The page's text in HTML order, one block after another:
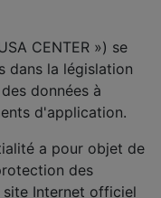
CENTER ») se
dans la législation
données à
d'application.
a pour objet de
des
site Internet officiel